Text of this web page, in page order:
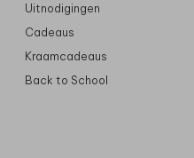
Uitnodigingen
Cadeaus
Kraamcadeaus
Back to School